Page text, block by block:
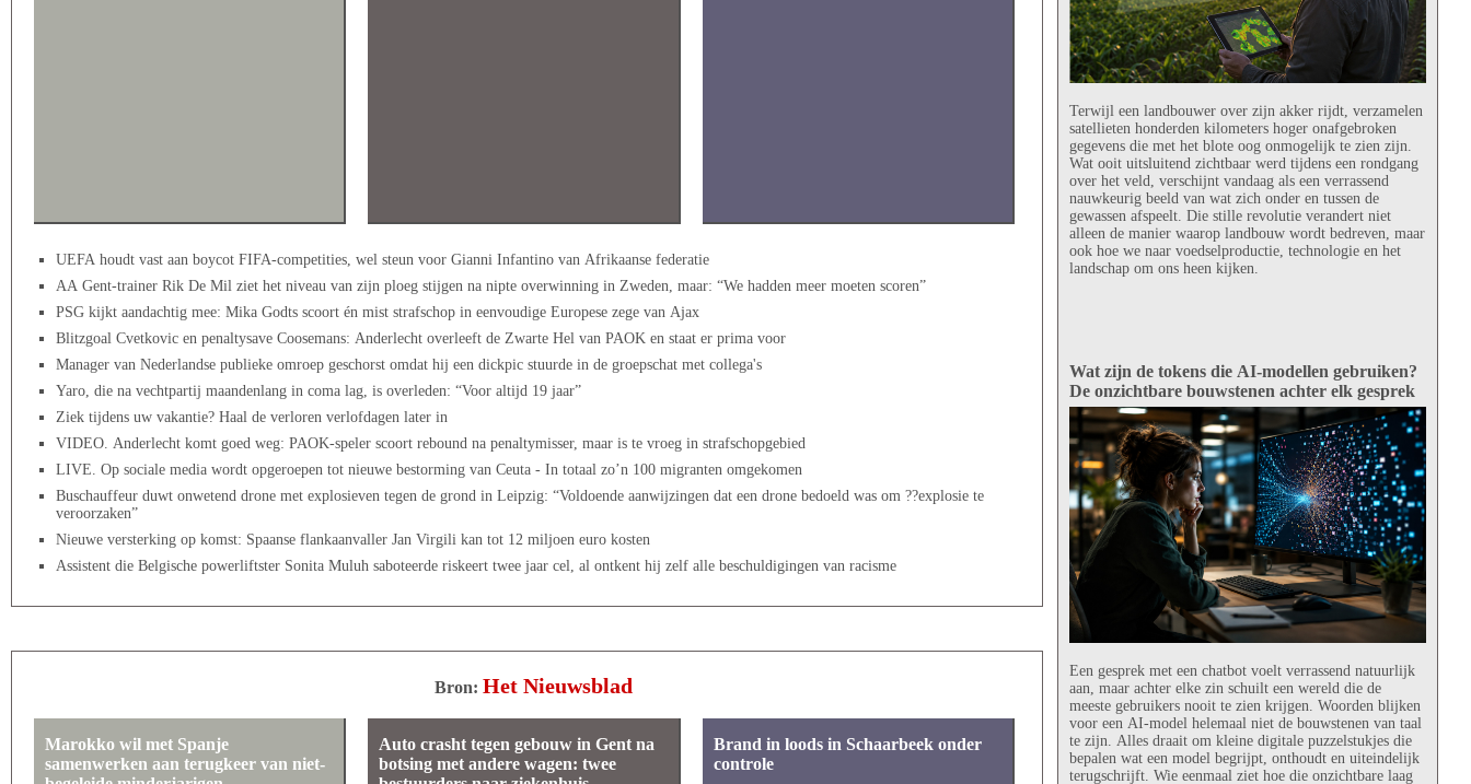
UEFA houdt vast aan boycot FIFA-competities, wel steun voor Gianni Infantino van Afrikaanse federatie
AA Gent-trainer Rik De Mil ziet het niveau van zijn ploeg stijgen na nipte overwinning in Zweden, maar: “We hadden meer moeten scoren”
PSG kijkt aandachtig mee: Mika Godts scoort én mist strafschop in eenvoudige Europese zege van Ajax
Blitzgoal Cvetkovic en penaltysave Coosemans: Anderlecht overleeft de Zwarte Hel van PAOK en staat er prima voor
Manager van Nederlandse publieke omroep geschorst omdat hij een dickpic stuurde in de groepschat met collega's
Yaro, die na vechtpartij maandenlang in coma lag, is overleden: “Voor altijd 19 jaar”
Ziek tijdens uw vakantie? Haal de verloren verlofdagen later in
VIDEO. Anderlecht komt goed weg: PAOK-speler scoort rebound na penaltymisser, maar is te vroeg in strafschopgebied
LIVE. Op sociale media wordt opgeroepen tot nieuwe bestorming van Ceuta - In totaal zo’n 100 migranten omgekomen
Buschauffeur duwt onwetend drone met explosieven tegen de grond in Leipzig: “Voldoende aanwijzingen dat een drone bedoeld was om ??explosie te
veroorzaken”
Nieuwe versterking op komst: Spaanse flankaanvaller Jan Virgili kan tot 12 miljoen euro kosten
Assistent die Belgische powerliftster Sonita Muluh saboteerde riskeert twee jaar cel, al ontkent hij zelf alle beschuldigingen van racisme
Bron: Het Nieuwsblad
Marokko wil met Spanje
samenwerken aan terugkeer van niet-
Auto crasht tegen gebouw in Gent na
botsing met andere wagen: twee
Brand in loods in Schaarbeek onder
controle
Terwijl een landbouwer over zijn akker rijdt, verzamelen
satellieten honderden kilometers hoger onafgebroken
gegevens die met het blote oog onmogelijk te zien zijn.
Wat ooit uitsluitend zichtbaar werd tijdens een rondgang
over het veld, verschijnt vandaag als een verrassend
nauwkeurig beeld van wat zich onder en tussen de
gewassen afspeelt. Die stille revolutie verandert niet
alleen de manier waarop landbouw wordt bedreven, maar
ook hoe we naar voedselproductie, technologie en het
landschap om ons heen kijken.
Wat zijn de tokens die AI-modellen gebruiken?
De onzichtbare bouwstenen achter elk gesprek
Een gesprek met een chatbot voelt verrassend natuurlijk
aan, maar achter elke zin schuilt een wereld die de
meeste gebruikers nooit te zien krijgen. Woorden blijken
voor een AI-model helemaal niet de bouwstenen van taal
te zijn. Alles draait om kleine digitale puzzelstukjes die
bepalen wat een model begrijpt, onthoudt en uiteindelijk
terugschrijft. Wie eenmaal ziet hoe die onzichtbare laag